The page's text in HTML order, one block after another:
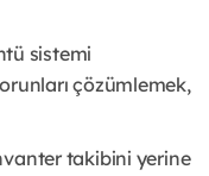
sistemi
çözümlemek,
takibini yerine